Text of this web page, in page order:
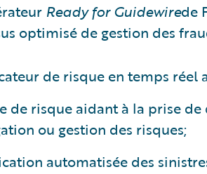
Ready for Guidewirede
optimisé de gestion des
de risque en temps
de risque aidant à la prise
ou gestion des risques;
automatisée des